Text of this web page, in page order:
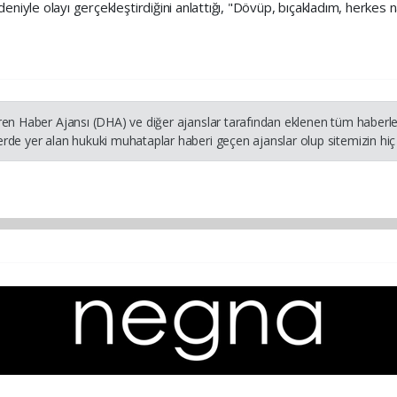
olayı gerçekleştirdiğini anlattığı, "Dövüp, bıçakladım,
Haber Ajansı (DHA) ve diğer ajanslar tarafından eklenen tüm
yer alan hukuki muhataplar haberi geçen ajanslar olup sitemizin